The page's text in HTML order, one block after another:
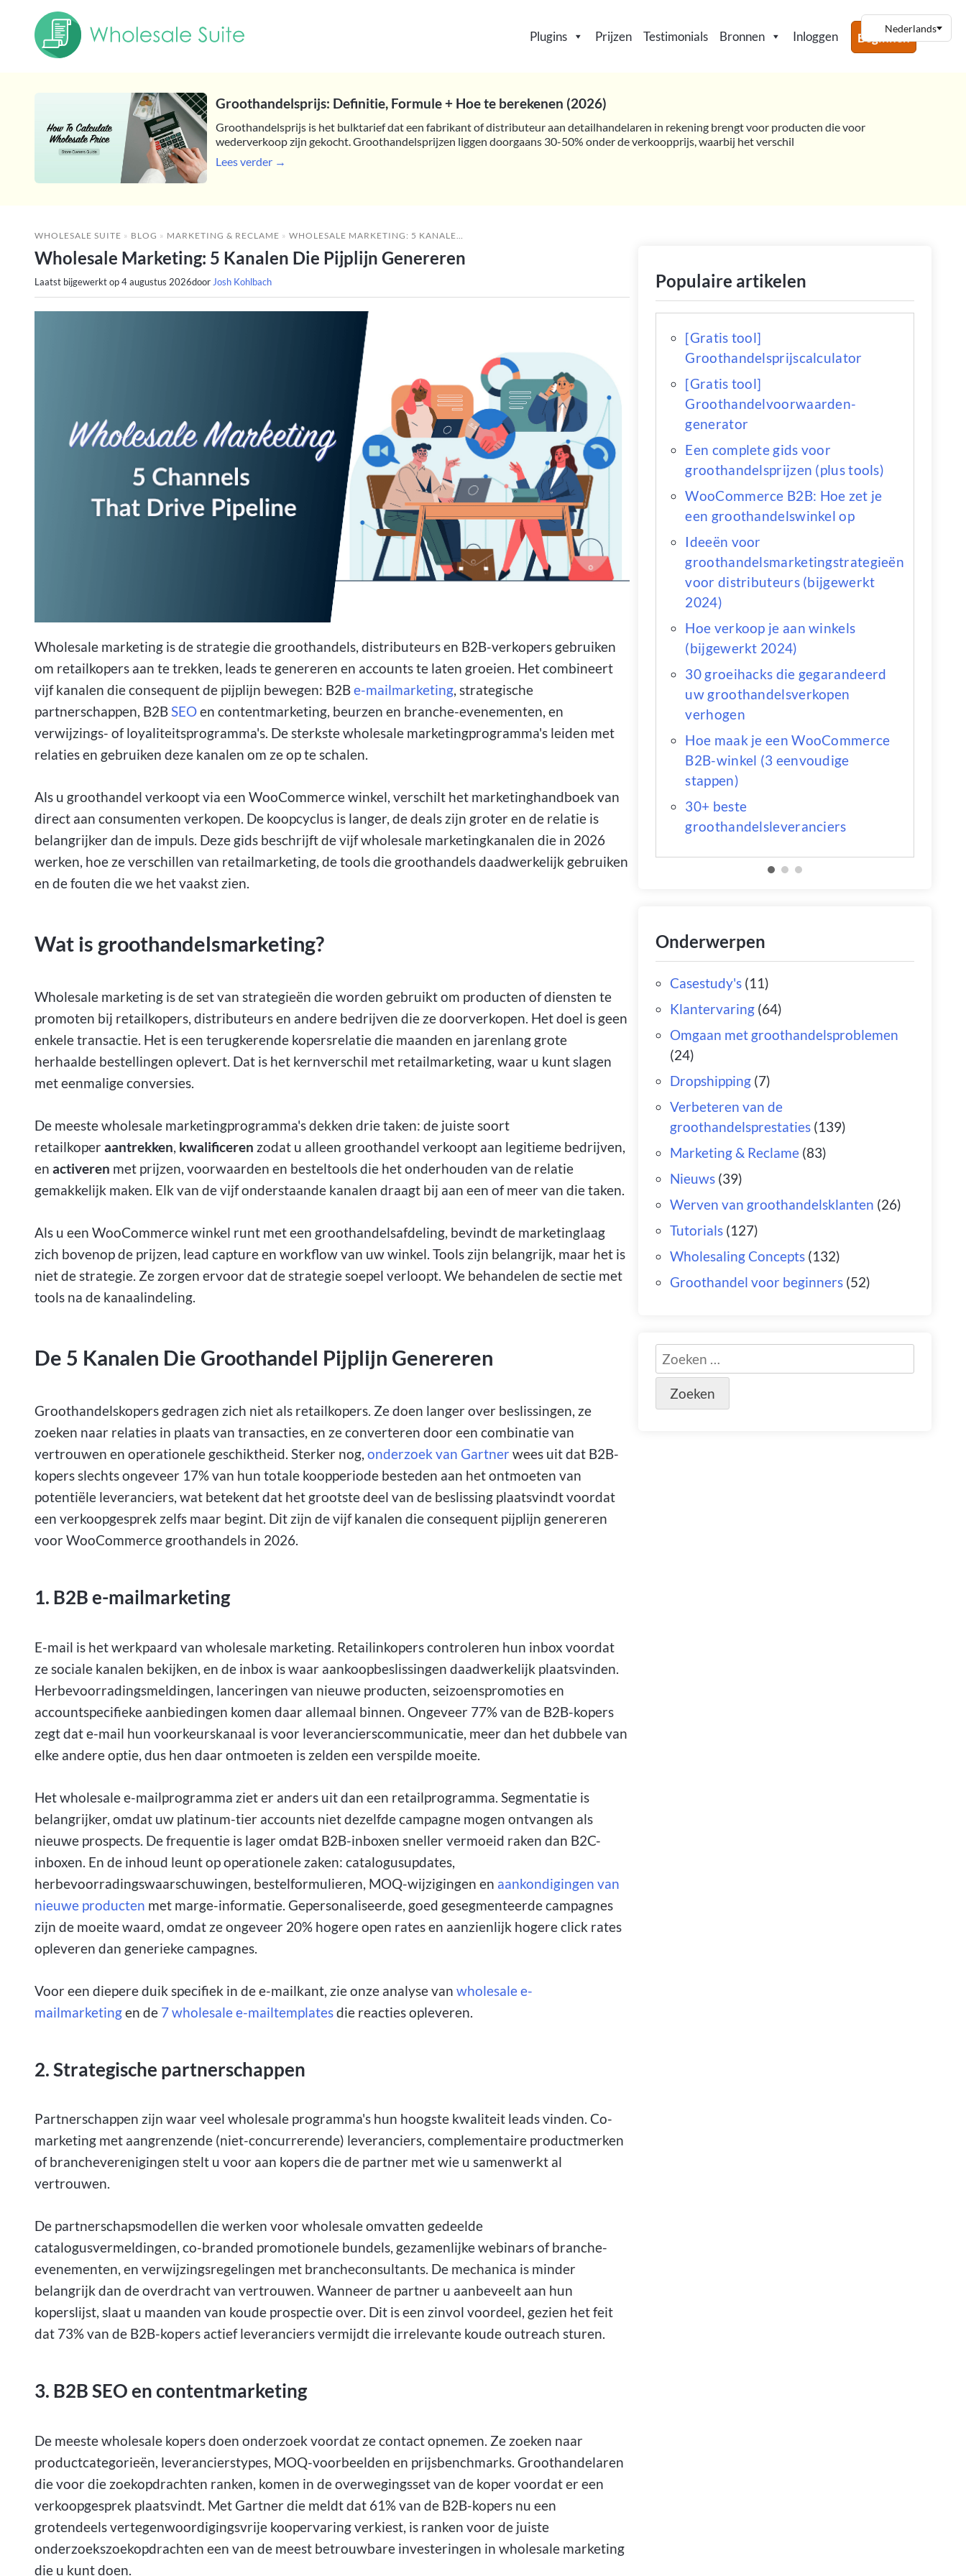
Plugins Prijzen Testimonials Bronnen Inloggen Beginnen
Groothandelsprijs: Definitie, Formule + Hoe te berekenen (2026)
Groothandelsprijs is het bulktarief dat een fabrikant of distributeur aan detailhandelaren in rekening brengt voor producten die voor
wederverkoop zijn gekocht. Groothandelsprijzen liggen doorgaans 30-50% onder de verkoopprijs, waarbij het verschil
Lees verder →
WHOLESALE SUITE » BLOG » MARKETING & RECLAME » WHOLESALE MARKETING: 5 KANALEN DIE PIJPLIJN GENEREREN
Wholesale Marketing: 5 Kanalen Die Pijplijn Genereren
Laatst bijgewerkt op4 augustus 2026door Josh Kohlbach
Wholesale marketing is de strategie die groothandels, distributeurs en B2B-verkopers gebruiken
om retailkopers aan te trekken, leads te genereren en accounts te laten groeien. Het combineert
vijf kanalen die consequent de pijplijn bewegen: B2Be-mailmarketing, strategische
partnerschappen, B2BSEOen contentmarketing, beurzen en branche-evenementen, en
verwijzings- of loyaliteitsprogramma's. De sterkste wholesale marketingprogramma's leiden met
relaties en gebruiken deze kanalen om ze op te schalen.
Als u groothandel verkoopt via een WooCommerce winkel, verschilt het marketinghandboek van
direct aan consumenten verkopen. De koopcyclus is langer, de deals zijn groter en de relatie is
belangrijker dan de impuls. Deze gids beschrijft de vijf wholesale marketingkanalen die in 2026
werken, hoe ze verschillen van retailmarketing, de tools die groothandels daadwerkelijk gebruiken
en de fouten die we het vaakst zien.
Wat is groothandelsmarketing?
Wholesale marketing is de set van strategieën die worden gebruikt om producten of diensten te
promoten bij retailkopers, distributeurs en andere bedrijven die ze doorverkopen. Het doel is geen
enkele transactie. Het is een terugkerende kopersrelatie die maanden en jarenlang grote
herhaalde bestellingen oplevert. Dat is het kernverschil met retailmarketing, waar u kunt slagen
met eenmalige conversies.
De meeste wholesale marketingprogramma's dekken drie taken: de juiste soort
retailkoperaantrekken, kwalificeren zodat u alleen groothandel verkoopt aan legitieme bedrijven,
en activeren met prijzen, voorwaarden en besteltools die het onderhouden van de relatie
gemakkelijk maken. Elk van de vijf onderstaande kanalen draagt bij aan een of meer van die taken.
Als u een WooCommerce winkel runt met een groothandelsafdeling, bevindt de marketinglaag
zich bovenop de prijzen, lead capture en workflow van uw winkel. Tools zijn belangrijk, maar het is
niet de strategie. Ze zorgen ervoor dat de strategie soepel verloopt. We behandelen de sectie met
tools na de kanaalindeling.
De 5 Kanalen Die Groothandel Pijplijn Genereren
Groothandelskopers gedragen zich niet als retailkopers. Ze doen langer over beslissingen, ze
zoeken naar relaties in plaats van transacties, en ze converteren door een combinatie van
vertrouwen en operationele geschiktheid. Sterker nog, onderzoek van Gartnerwees uit dat B2B-
kopers slechts ongeveer 17% van hun totale koopperiode besteden aan het ontmoeten van
potentiële leveranciers, wat betekent dat het grootste deel van de beslissing plaatsvindt voordat
een verkoopgesprek zelfs maar begint. Dit zijn de vijf kanalen die consequent pijplijn genereren
voor WooCommerce groothandels in 2026.
1. B2B e-mailmarketing
E-mail is het werkpaard van wholesale marketing. Retailinkopers controleren hun inbox voordat
ze sociale kanalen bekijken, en de inbox is waar aankoopbeslissingen daadwerkelijk plaatsvinden.
Herbevoorradingsmeldingen, lanceringen van nieuwe producten, seizoenspromoties en
accountspecifieke aanbiedingen komen daar allemaal binnen. Ongeveer 77% van de B2B-kopers
zegt dat e-mail hun voorkeurskanaal is voor leverancierscommunicatie, meer dan het dubbele van
elke andere optie, dus hen daar ontmoeten is zelden een verspilde moeite.
Het wholesale e-mailprogramma ziet er anders uit dan een retailprogramma. Segmentatie is
belangrijker, omdat uw platinum-tier accounts niet dezelfde campagne mogen ontvangen als
nieuwe prospects. De frequentie is lager omdat B2B-inboxen sneller vermoeid raken dan B2C-
inboxen. En de inhoud leunt op operationele zaken: catalogusupdates,
herbevoorradingswaarschuwingen, bestelformulieren, MOQ-wijzigingen en aankondigingen van
nieuwe producten met marge-informatie. Gepersonaliseerde, goed gesegmenteerde campagnes
zijn de moeite waard, omdat ze ongeveer 20% hogere open rates en aanzienlijk hogere click rates
opleveren dan generieke campagnes.
Voor een diepere duik specifiek in de e-mailkant, zie onze analyse van wholesale e-
mailmarketingen de 7 wholesale e-mailtemplatesdie reacties opleveren.
2. Strategische partnerschappen
Partnerschappen zijn waar veel wholesale programma's hun hoogste kwaliteit leads vinden. Co-
marketing met aangrenzende (niet-concurrerende) leveranciers, complementaire productmerken
of brancheverenigingen stelt u voor aan kopers die de partner met wie u samenwerkt al
vertrouwen.
De partnerschapsmodellen die werken voor wholesale omvatten gedeelde
catalogusvermeldingen, co-branded promotionele bundels, gezamenlijke webinars of branche-
evenementen, en verwijzingsregelingen met brancheconsultants. De mechanica is minder
belangrijk dan de overdracht van vertrouwen. Wanneer de partner u aanbeveelt aan hun
koperslijst, slaat u maanden van koude prospectie over. Dit is een zinvol voordeel, gezien het feit
dat 73% van de B2B-kopers actief leveranciers vermijdt die irrelevante koude outreach sturen.
3. B2B SEO en contentmarketing
De meeste wholesale kopers doen onderzoek voordat ze contact opnemen. Ze zoeken naar
productcategorieën, leverancierstypes, MOQ-voorbeelden en prijsbenchmarks. Groothandelaren
die voor die zoekopdrachten ranken, komen in de overwegingsset van de koper voordat er een
verkoopgesprek plaatsvindt. Met Gartner die meldt dat 61% van de B2B-kopers nu een
grotendeels vertegenwoordigingsvrije koopervaring verkiest, is ranken voor de juiste
onderzoekszoekopdrachten een van de meest betrouwbare investeringen in wholesale marketing
die u kunt doen.
Populaire artikelen
[Gratis tool]
Groothandelsprijscalculator
[Gratis tool]
Groothandelvoorwaarden-
generator
Een complete gids voor
groothandelsprijzen (plus tools)
WooCommerce B2B: Hoe zet je
een groothandelswinkel op
Ideeën voor
groothandelsmarketingstrategieën
voor distributeurs (bijgewerkt
2024)
Hoe verkoop je aan winkels
(bijgewerkt 2024)
30 groeihacks die gegarandeerd
uw groothandelsverkopen
verhogen
Hoe maak je een WooCommerce
B2B-winkel (3 eenvoudige
stappen)
30+ beste
groothandelsleveranciers
Onderwerpen
Casestudy's (11)
Klantervaring (64)
Omgaan met groothandelsproblemen
(24)
Dropshipping (7)
Verbeteren van de
groothandelsprestaties (139)
Marketing & Reclame (83)
Nieuws (39)
Werven van groothandelsklanten (26)
Tutorials (127)
Wholesaling Concepts (132)
Groothandel voor beginners (52)